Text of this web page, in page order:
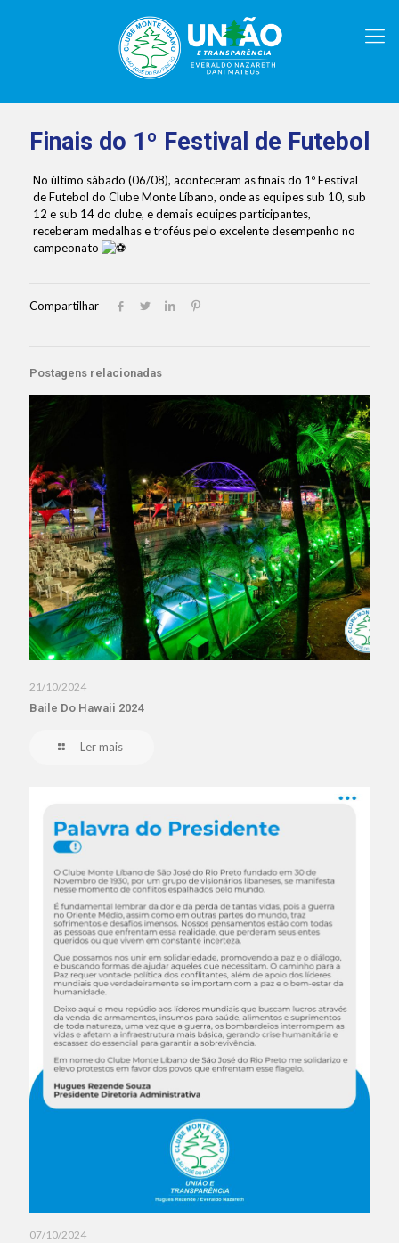
Finais do 1º Festival de Futebol
No último sábado (06/08), aconteceram as finais do 1º Festival
de Futebol do Clube Monte Líbano, onde as equipes sub 10, sub
12 e sub 14 do clube, e demais equipes participantes,
receberam medalhas e troféus pelo excelente desempenho no
campeonato
Compartilhar
Postagens relacionadas
21/10/2024
Baile Do Hawaii 2024
Ler mais
07/10/2024